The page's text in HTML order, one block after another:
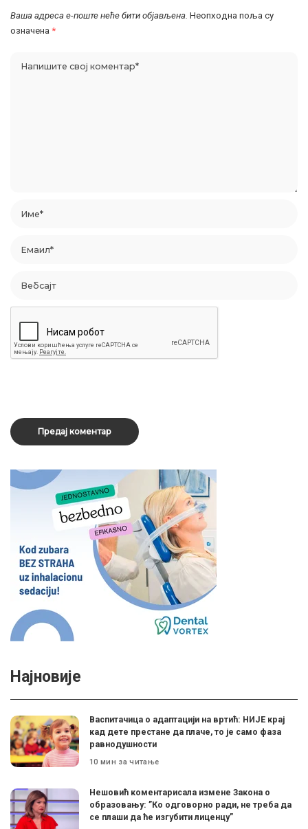
Ваша адреса е-поште неће бити објављена. Неопходна поља су
означена *
Најновије
Васпитачица о адаптацији на вртић: НИЈЕ крај
кад дете престане да плаче, то је само фаза
равнодушности
10 мин за читање
Нешовић коментарисала измене Закона о
образовању: ”Ко одговорно ради, не треба да
се плаши да ће изгубити лиценцу”